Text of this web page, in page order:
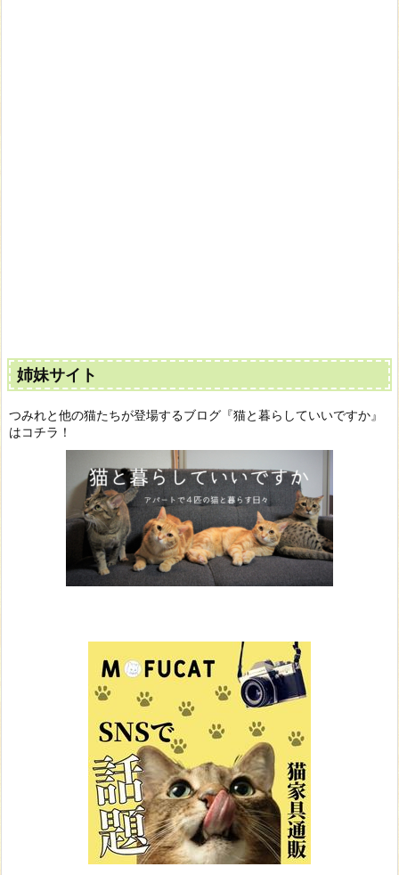
姉妹サイト
つみれと他の猫たちが登場するブログ『猫と暮らしていいですか』
はコチラ！